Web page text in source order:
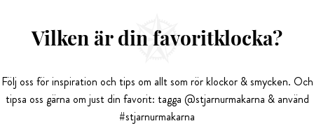
Vilken är din favoritklocka?
Följ oss för inspiration och tips om allt som rör klockor & smycken. Och
tipsa oss gärna om just din favorit: tagga @stjarnurmakarna & använd
#stjarnurmakarna